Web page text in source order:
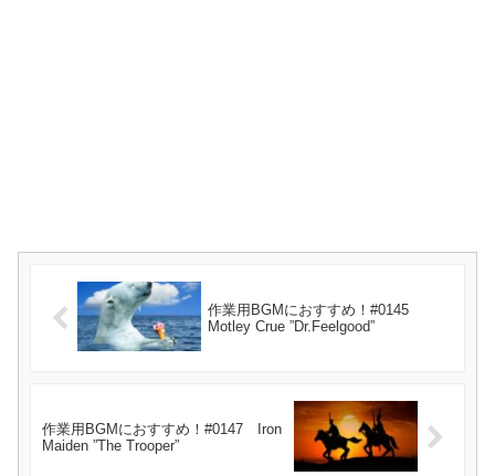
作業用BGMにおすすめ！#0145
Motley Crue ”Dr.Feelgood”
作業用BGMにおすすめ！#0147 Iron
Maiden ”The Trooper”